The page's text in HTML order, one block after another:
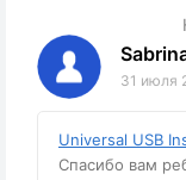
31 июля
Universal USB
Спасибо вам